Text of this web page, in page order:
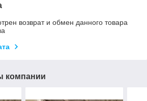
возврат и обмен данного товара
компании